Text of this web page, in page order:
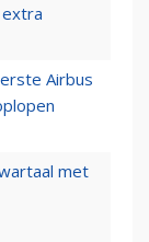
Airbus
met